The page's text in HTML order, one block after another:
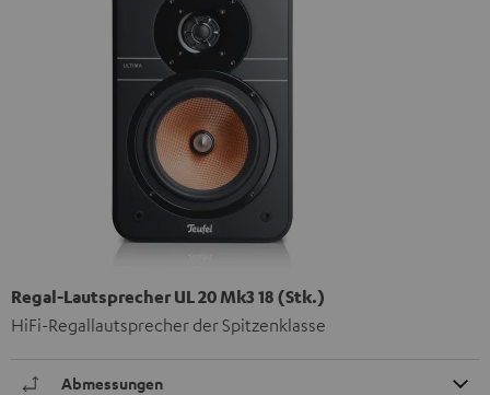
Regal-Lautsprecher UL 20 Mk3 18 (Stk.)
HiFi-Regallautsprecher der Spitzenklasse
Abmessungen